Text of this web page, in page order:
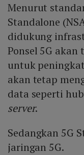
Menurut
Standalone
didukung
Ponsel 5G akan
untuk
akan tetap
data seperti
server.
Sedangkan 5G
jaringan 5G.